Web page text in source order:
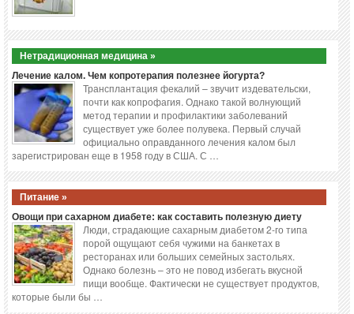
Нетрадиционная медицина »
Лечение калом. Чем копротерапия полезнее йогурта?
Трансплантация фекалий – звучит издевательски,
почти как копрофагия. Однако такой волнующий
метод терапии и профилактики заболеваний
существует уже более полувека. Первый случай
официально оправданного лечения калом был
зарегистрирован еще в 1958 году в США. С …
Питание »
Овощи при сахарном диабете: как составить полезную диету
Люди, страдающие сахарным диабетом 2-го типа
порой ощущают себя чужими на банкетах в
ресторанах или больших семейных застольях.
Однако болезнь – это не повод избегать вкусной
пищи вообще. Фактически не существует продуктов,
которые были бы …